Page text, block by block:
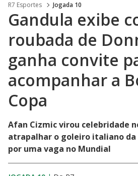
R7 Esportes Jogada 10
Gandula exibe
roubada de
ganha convite
acompanhar a
Copa
Afan Cizmic virou celebridade
atrapalhar o goleiro italiano da
por uma vaga no Mundial